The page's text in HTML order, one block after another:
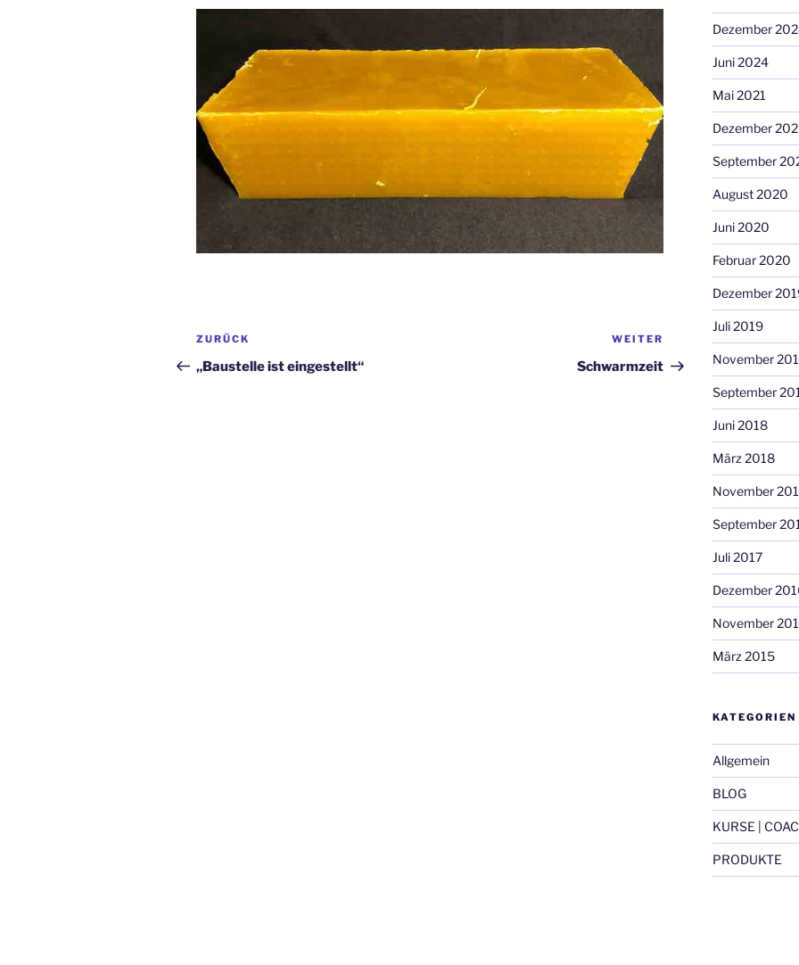
Beitragsnavigation
Vorheriger
Beitrag
ZURÜCK
„Baustelle ist eingestellt“
Nächster
Beitrag
WEITER
Schwarmzeit
Dezember
Juni 2024
Mai 2021
Dezember
September
August 2020
Juni 2020
Februar 2020
Dezember
Juli 2019
November
September
Juni 2018
März 2018
November
September
Juli 2017
Dezember
November
März 2015
KATEGORIEN
Allgemein
BLOG
KURSE |
PRODUKTE